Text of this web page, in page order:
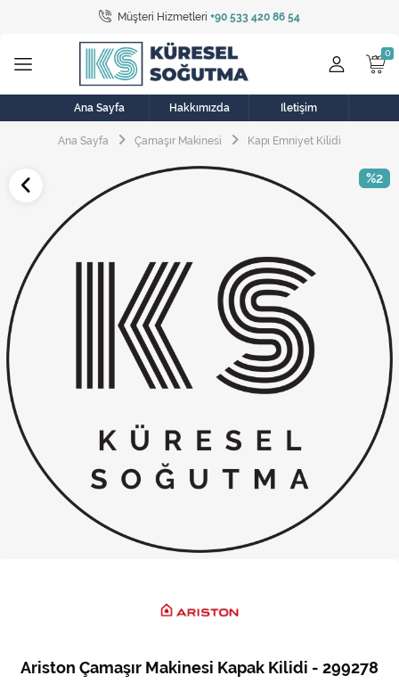
Müşteri Hizmetleri +90 533 420 86 54
Tüm Kategoriler
Bulaşık Makinesi
Buzdolabı
Çamaşır Kurutma Makinesi
Elektrikli Aksamlar
Elektrikli Süpürge
Fan
Fırın, Ocak ve Aspiratör
Klima
Kombi
Musluk
Ana Sayfa Hakkımızda İletişim
Ana Sayfa Çamaşır Makinesi Kapı Emniyet Kilidi
%2
Ariston Çamaşır Makinesi Kapak Kilidi - 299278